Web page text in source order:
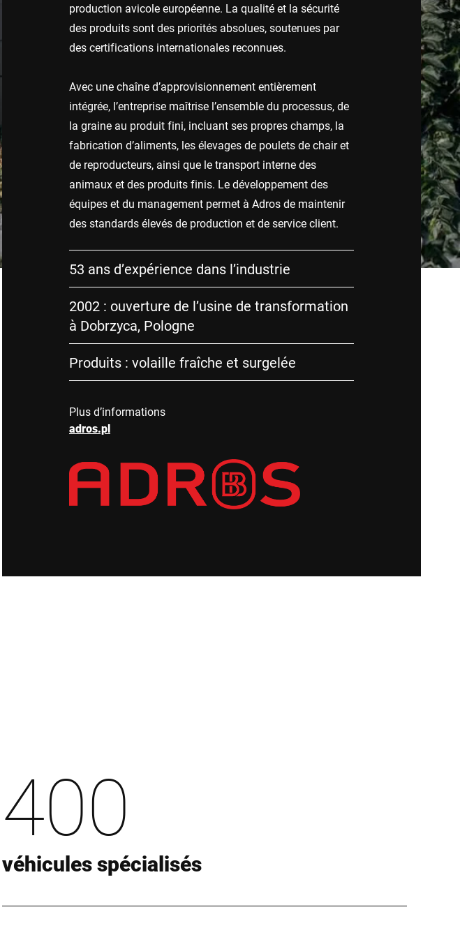
production avicole européenne. La qualité et la sécurité
des produits sont des priorités absolues, soutenues par
des certifications internationales reconnues.
Avec une chaîne d’approvisionnement entièrement
intégrée, l’entreprise maîtrise l’ensemble du processus, de
la graine au produit fini, incluant ses propres champs, la
fabrication d’aliments, les élevages de poulets de chair et
de reproducteurs, ainsi que le transport interne des
animaux et des produits finis. Le développement des
équipes et du management permet à Adros de maintenir
des standards élevés de production et de service client.
53 ans d’expérience dans l’industrie
2002 : ouverture de l’usine de transformation
à Dobrzyca, Pologne
Produits : volaille fraîche et surgelée
Plus d’informations
adros.pl
400
véhicules spécialisés